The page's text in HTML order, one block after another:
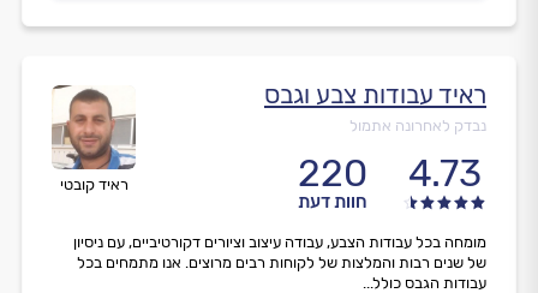
ראיד קובטי
ראיד עבודות צבע וגבס
נבדק לאחרונה אתמול
4.73
220
חוות דעת
מומחה בכל עבודות הצבע, עבודה עיצוב וציורים דקורטיביים, עם ניסיון
של שנים רבות והמלצות של לקוחות רבים מרוצים. אנו מתמחים בכל
עבודות הגבס כולל...